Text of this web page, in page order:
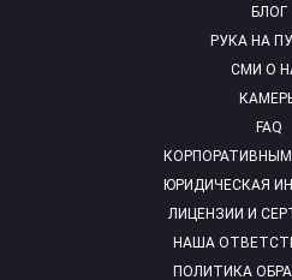
БЛОГ
РУКА НА
СМИ О
FAQ
ЮРИДИЧЕСКАЯ
ЛИЦЕНЗИИ И
НАША
ПОЛИТИКА